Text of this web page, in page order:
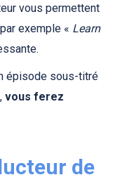
vous permettent
exemple « Learn
épisode sous-titré
vous ferez
de